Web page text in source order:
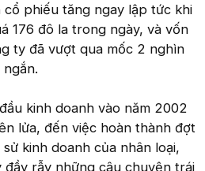
cổ phiếu tăng ngay lập tức khi
176 đô la trong ngày, và vốn
ty đã vượt qua mốc 2 nghìn
kinh doanh vào năm 2002
lửa, đến việc hoàn thành đợt
kinh doanh của nhân loại,
rẫy những câu chuyện trái